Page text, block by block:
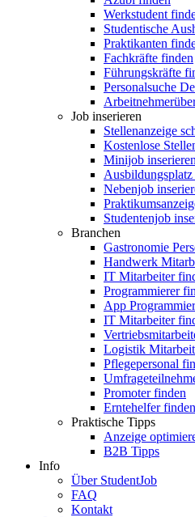
Werkstudent
Studentische
Praktikanten
Fachkräfte finden
Führungskräfte
Personalsuche
Job inserieren
Stellenanzeige
Kostenlose
Minijob inserieren
Ausbildungsplatz
Nebenjob
Studentenjob
Branchen
Gastronomie
Handwerk
IT Mitarbeiter
Programmierer
App
IT Mitarbeiter
Logistik
Pflegepersonal
Promoter finden
Erntehelfer finden
Praktische Tipps
Anzeige
B2B Tipps
Info
Über StudentJob
FAQ
Kontakt